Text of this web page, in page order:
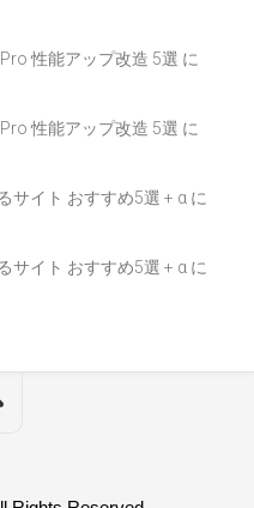
性能アップ改造 5選 に
性能アップ改造 5選 に
サイト おすすめ5選 + α に
サイト おすすめ5選 + α に